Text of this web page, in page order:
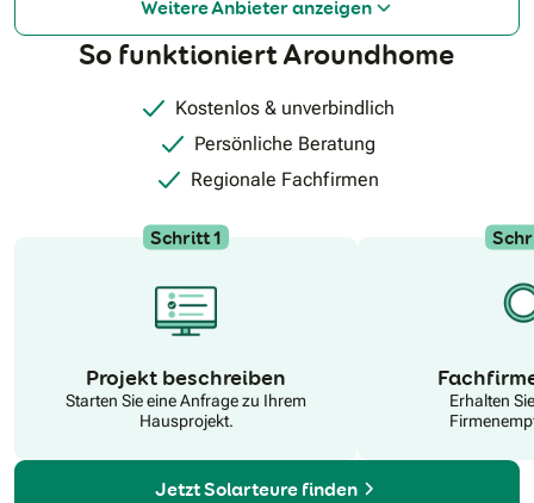
wir bei Hansesun SwissWeitere Anbieter anzeigen
So funktioniert Aroundhome
Kostenlos & unverbindlich
Persönliche Beratung
Regionale Fachfirmen
Schritt 1
Projekt beschreiben
Starten Sie eine Anfrage zu Ihrem
Hausprojekt.
Erhalten
Jetzt Solarteure finden